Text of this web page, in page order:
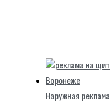
Наружная реклама